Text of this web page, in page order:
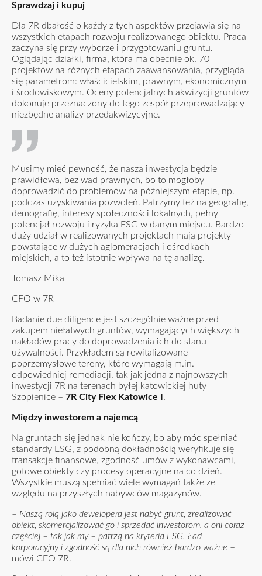
Sprawdzaj i kupuj
Dla 7R dbałość o każdy z tych aspektów przejawia się na
wszystkich etapach rozwoju realizowanego obiektu. Praca
zaczyna się przy wyborze i przygotowaniu gruntu.
Oglądając działki, firma, która ma obecnie ok. 70
projektów na różnych etapach zaawansowania, przygląda
się parametrom: właścicielskim, prawnym, ekonomicznym
i środowiskowym. Oceny potencjalnych akwizycji gruntów
dokonuje przeznaczony do tego zespół przeprowadzający
niezbędne analizy przedakwizycyjne.
Musimy mieć pewność, że nasza inwestycja będzie
prawidłowa, bez wad prawnych, bo to mogłoby
doprowadzić do problemów na późniejszym etapie, np.
podczas uzyskiwania pozwoleń. Patrzymy też na geografię,
demografię, interesy społeczności lokalnych, pełny
potencjał rozwoju i ryzyka ESG w danym miejscu. Bardzo
duży udział w realizowanych projektach mają projekty
powstające w dużych aglomeracjach i ośrodkach
miejskich, a to też istotnie wpływa na tę analizę.
Tomasz Mika
CFO w 7R
Badanie due diligence jest szczególnie ważne przed
zakupem niełatwych gruntów, wymagających większych
nakładów pracy do doprowadzenia ich do stanu
używalności. Przykładem są rewitalizowane
poprzemysłowe tereny, które wymagają m.in.
odpowiedniej remediacji, tak jak jedna z najnowszych
inwestycji 7R na terenach byłej katowickiej huty
Szopienice – 7R City Flex Katowice I .
Między inwestorem a najemcą
Na gruntach się jednak nie kończy, bo aby móc spełniać
standardy ESG, z podobną dokładnością weryfikuje się
transakcje finansowe, zgodność umów z wykonawcami,
gotowe obiekty czy procesy operacyjne na co dzień.
Wszystkie muszą spełniać wiele wymagań także ze
względu na przyszłych nabywców magazynów.
– Naszą rolą jako dewelopera jest nabyć grunt, zrealizować
obiekt, skomercjalizować go i sprzedać inwestorom, a oni coraz
częściej – tak jak my – patrzą na kryteria ESG. Ład
korporacyjny i zgodność są dla nich również bardzo ważne –
mówi CFO 7R.